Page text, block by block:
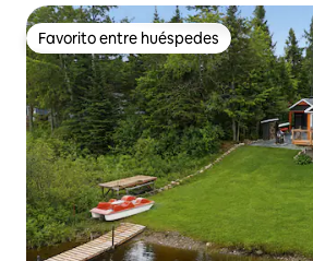
Favorito entre huéspedes
Favorito entre huéspedes